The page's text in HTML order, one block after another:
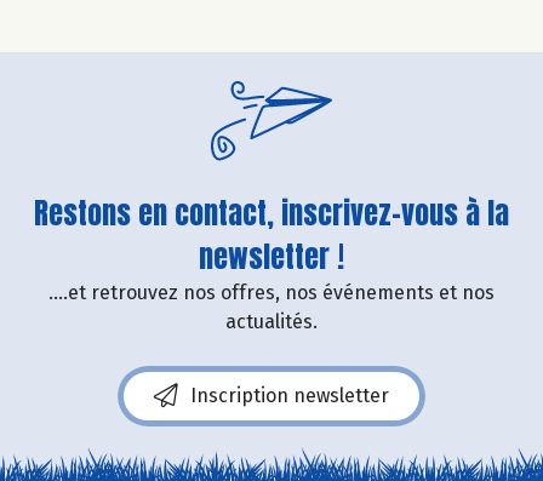
Restons en contact, inscrivez-vous à la
newsletter !
....et retrouvez nos offres, nos événements et nos
actualités.
Inscription newsletter